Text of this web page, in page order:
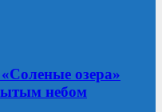
озера»
небом